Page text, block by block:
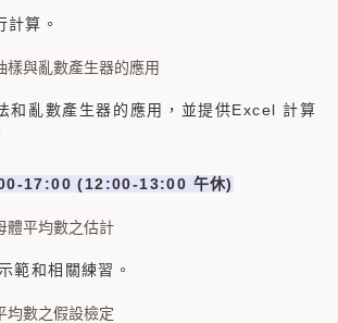
算。
樣與亂數產生器的應用
亂數產生器的應用，並提供Excel 計算
17:00 (12:00-13:00 午休)
體平均數之估計
和相關練習。
均數之假設檢定